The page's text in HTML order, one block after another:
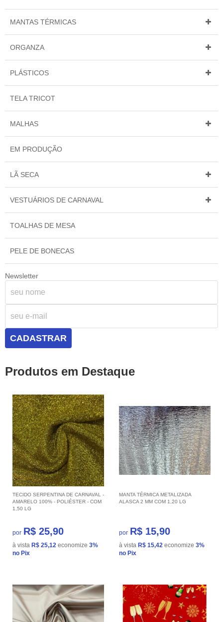
MANTAS TÉRMICAS
ORGANZA
PLÁSTICOS
TELA TRICOT
MALHAS
EM PRODUÇÃO
LÃ SECA
VESTUÁRIOS DE CARNAVAL
TOALHAS DE MESA
PELE DE BONECAS
Newsletter
CADASTRAR
Produtos em Destaque
TECIDO SERPENTINA DE CARNAVAL -
AMARELO 100% - POLIÉSTER - COM
1,50 LG
por R$ 25,90
à vista R$ 25,12 economize 3%
no Pix
MANTA TÉRMICA METALIZADA
ALASCA 2 MM COM 1,20 LG
por R$ 15,90
à vista R$ 15,42 economize 3%
no Pix